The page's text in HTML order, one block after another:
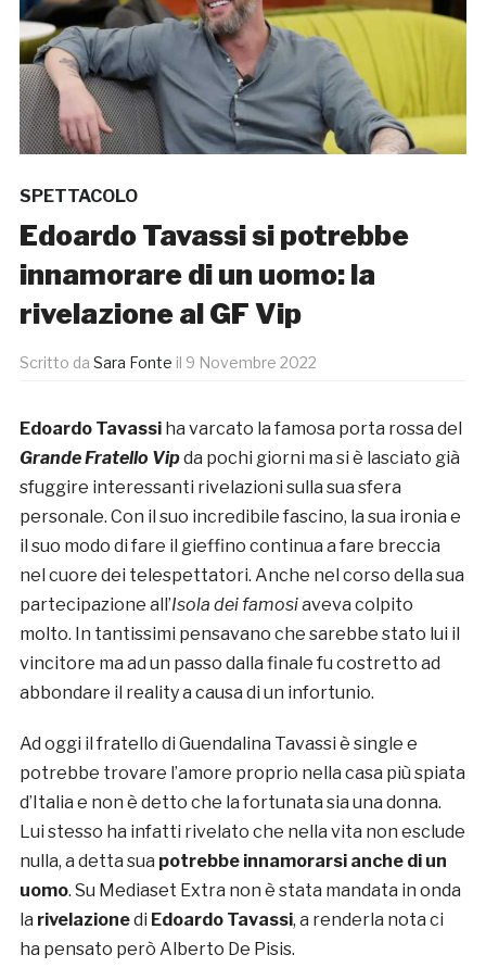
SPETTACOLO
Edoardo Tavassi si potrebbe
innamorare di un uomo: la
rivelazione al GF Vip
Scritto da Sara Fonte il 9 Novembre 2022
Edoardo Tavassi ha varcato la famosa porta rossa del
Grande Fratello Vipda pochi giorni ma si è lasciato già
sfuggire interessanti rivelazioni sulla sua sfera
personale. Con il suo incredibile fascino, la sua ironia e
il suo modo di fare il gieffino continua a fare breccia
nel cuore dei telespettatori. Anche nel corso della sua
partecipazione all’Isola dei famosiaveva colpito
molto. In tantissimi pensavano che sarebbe stato lui il
vincitore ma ad un passo dalla finale fu costretto ad
abbondare il reality a causa di un infortunio.
Ad oggi il fratello di Guendalina Tavassi è single e
potrebbe trovare l’amore proprio nella casa più spiata
d’Italia e non è detto che la fortunata sia una donna.
Lui stesso ha infatti rivelato che nella vita non esclude
nulla, a detta sua potrebbe innamorarsi anche di un
uomo. Su Mediaset Extra non è stata mandata in onda
la rivelazionedi Edoardo Tavassi, a renderla nota ci
ha pensato però Alberto De Pisis.